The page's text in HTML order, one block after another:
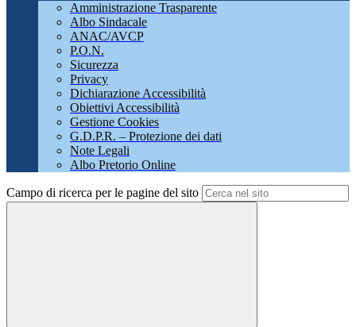
Amministrazione Trasparente
Albo Sindacale
ANAC/AVCP
P.O.N.
Sicurezza
Privacy
Dichiarazione Accessibilità
Obiettivi Accessibilità
Gestione Cookies
G.D.P.R. – Protezione dei dati
Note Legali
Albo Pretorio Online
Campo di ricerca per le pagine del sito